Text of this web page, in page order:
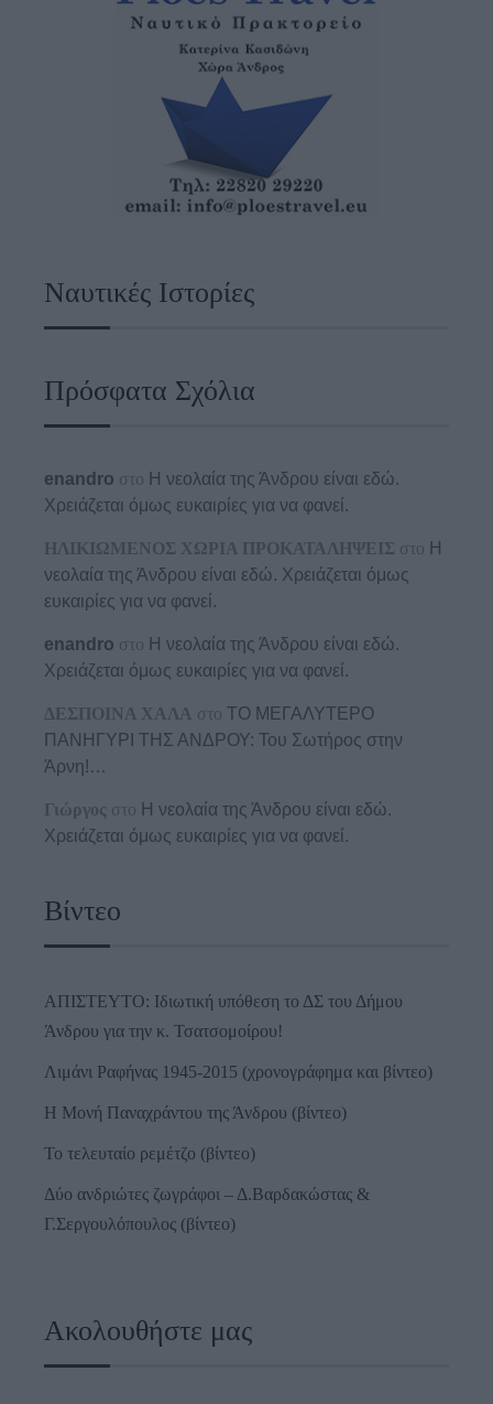
Ναυτικές Ιστορίες
Πρόσφατα Σχόλια
enandro στο Η νεολαία της Άνδρου είναι εδώ.
Χρειάζεται όμως ευκαιρίες για να φανεί.
ΗΛΙΚΙΩΜΕΝΟΣ ΧΩΡΙΑ ΠΡΟΚΑΤΑΛΗΨΕΙΣ στο Η
νεολαία της Άνδρου είναι εδώ. Χρειάζεται όμως
ευκαιρίες για να φανεί.
enandro στο Η νεολαία της Άνδρου είναι εδώ.
Χρειάζεται όμως ευκαιρίες για να φανεί.
ΔΕΣΠΟΙΝΑ ΧΑΛΑ στο ΤΟ ΜΕΓΑΛΥΤΕΡΟ
ΠΑΝΗΓΥΡΙ ΤΗΣ ΑΝΔΡΟΥ: Του Σωτήρος στην
Άρνη!…
Γιώργος στο Η νεολαία της Άνδρου είναι εδώ.
Χρειάζεται όμως ευκαιρίες για να φανεί.
Βίντεο
ΑΠΙΣΤΕΥΤΟ: Ιδιωτική υπόθεση το ΔΣ του Δήμου
Άνδρου για την κ. Τσατσομοίρου!
Λιμάνι Ραφήνας 1945-2015 (χρονογράφημα και βίντεο)
Η Μονή Παναχράντου της Άνδρου (βίντεο)
Το τελευταίο ρεμέτζο (βίντεο)
Δύο ανδριώτες ζωγράφοι – Δ.Βαρδακώστας &
Γ.Σεργουλόπουλος (βίντεο)
Ακολουθήστε μας